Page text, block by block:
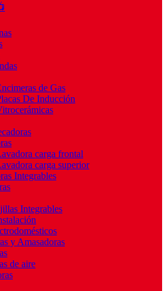
de Gas
De Inducción
carga frontal
carga superior
Integrables
Integrables
y Amasadoras
de aire